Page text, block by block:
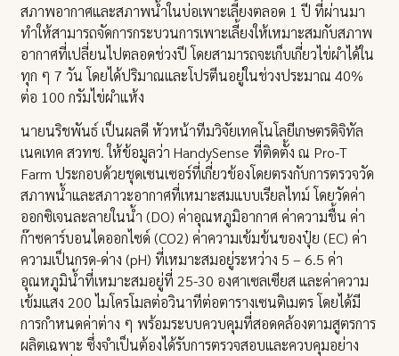
สภาพอากาศและสภาพน้ำในบ่อเพาะเลี้ยงตลอด 1 ปี ที่ผ่านมา
ทำให้สามารถจัดการกระบวนการเพาะเลี้ยงให้เหมาะสมกับสภาพ
อากาศที่เปลี่ยนไปตลอดช่วงปี โดยสามารถจะเก็บเกี่ยวไข่ผำได้ใน
ทุก ๆ 7 วัน โดยได้ปริมาณและโปรตีนอยู่ในช่วงประมาณ 40%
ต่อ 100 กรัมไข่ผำแห้ง
นายนริชพันธ์ เป็นผลดี หัวหน้าทีมวิจัยเทคโนโลยีเกษตรดิจิทัล
เนคเทค สวทช. ให้ข้อมูลว่า HandySense ที่ติดตั้ง ณ Pro-T
Farm ประกอบด้วยชุดเซนเซอร์ที่เกี่ยวข้องโดยตรงกับการตรวจวัด
สภาพน้ำและสภาวะอากาศที่เหมาะสมแบบเรียลไทม์ โดยวัดค่า
ออกซิเจนละลายในน้ำ (DO) ค่าอุณหภูมิอากาศ ค่าความชื้น ค่า
ก๊าซคาร์บอนไดออกไซด์ (CO2) ค่าความเข้มข้นของปุ๋ย (EC) ค่า
ความเป็นกรด-ด่าง (pH) ที่เหมาะสมอยู่ระหว่าง 5 – 6.5 ค่า
อุณหภูมิน้ำที่เหมาะสมอยู่ที่ 25-30 องศาเซลเซียส และค่าความ
เข้มแสง 200 ไมโครโมลต่อวินาทีต่อตารางเซนติเมตร โดยได้มี
การกำหนดค่าต่าง ๆ พร้อมระบบควบคุมที่สอดคล้องตามสูตรการ
ผลิตเฉพาะ ซึ่งจำเป็นต้องได้รับการตรวจสอบและควบคุมอย่าง